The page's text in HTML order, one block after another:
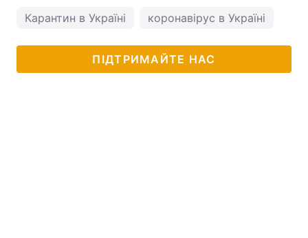
Карантин в Україні коронавірус в Україні
ПІДТРИМАЙТЕ НАС